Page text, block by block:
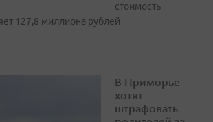
стоимость
127,8 миллиона рублей
В Приморье
хотят
штрафовать